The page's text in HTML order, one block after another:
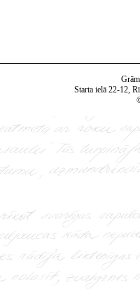
Starta ielā 22-12,